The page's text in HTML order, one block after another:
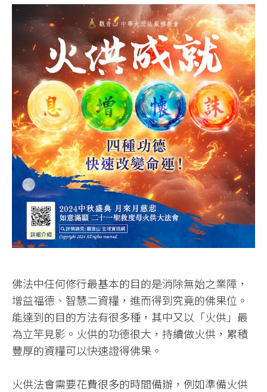
佛法中任何修行最基本的目的是消除無始之業障，
增益福德、智慧二資糧，進而得到究竟的佛果位。
能達到的目的方法有很多種，其中又以「火供」最
為立竿見影。火供的功德很大，持續做火供，累積
豐厚的資糧可以快速證得佛果。
火供法會需要花費很多的時間備辦，例如準備火供